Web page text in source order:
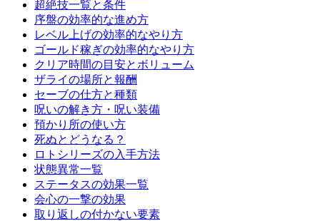
超絶技一覧と条件
序盤の効率的な進め方
レベル上げの効率的なやり方
ゴールド稼ぎの効率的なやり方
クリア時間の目安とボリューム
ザライの場所と報酬
セーブの仕方と種類
呪いの解き方・呪い装備
預かり所の使い方
死ぬとどうなる？
ロトシリーズの入手方法
状態異常一覧
ステータスの効果一覧
会心の一撃の効果
取り返しの付かない要素